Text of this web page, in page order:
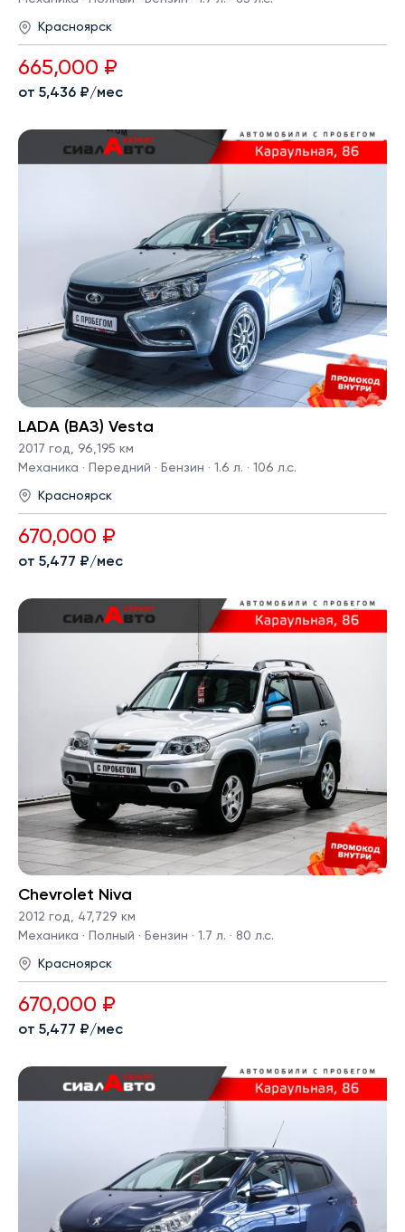
Красноярск
665,000 ₽
от 5,436 ₽/мес
LADA (ВАЗ) Vesta
2017 год
96,195 км
Механика · Передний · Бензин · 1.6 л. · 106 л.с.
Красноярск
670,000 ₽
от 5,477 ₽/мес
Chevrolet Niva
2012 год, 47,729 км
Механика · Полный · Бензин · 1.7 л. · 80 л.с.
Красноярск
670,000 ₽
от 5,477 ₽/мес